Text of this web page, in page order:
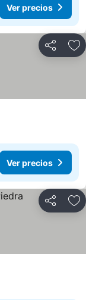
Ver precios
Compartir
Ver precios
Compartir